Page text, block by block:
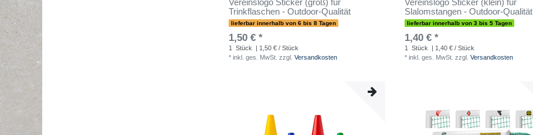
Vereinslogo Sticker (groß) für
Trinkflaschen - Outdoor-Qualität
lieferbar innerhalb von 6 bis 8 Tagen
1,50 € *
1 Stück
| 1,50 € / Stück
* inkl. ges. MwSt. zzgl. Versandkosten
Vereinslogo Sticker (klein) für
Slalomstangen - Outdoor-Qualität
lieferbar innerhalb von 3 bis 5 Tagen
1,40 € *
1 Stück
| 1,40 € / Stück
* inkl. ges. MwSt. zzgl. Versandkosten